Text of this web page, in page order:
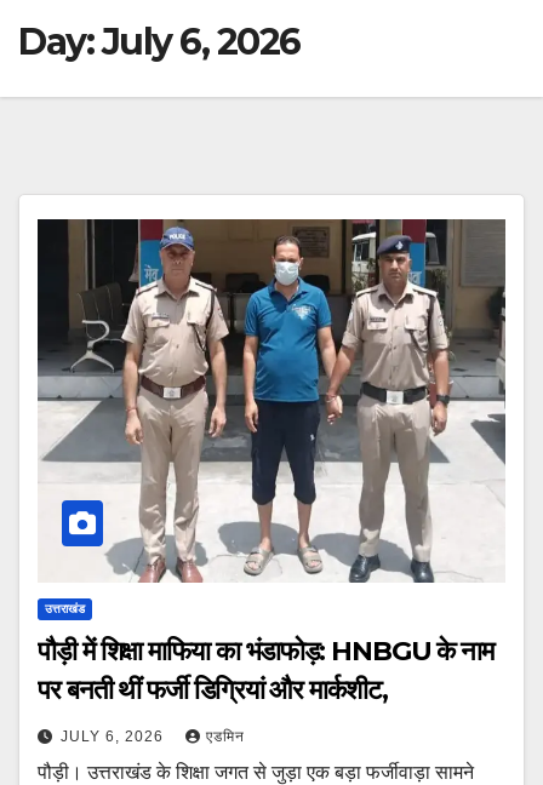
Day:July 6, 2026
उत्तराखंड
पौड़ी में शिक्षा माफिया का भंडाफोड़: HNBGU के नाम
पर बनती थीं फर्जी डिग्रियां और मार्कशीट,
JULY 6, 2026 एडमिन
पौड़ी। उत्तराखंड के शिक्षा जगत से जुड़ा एक बड़ा फर्जीवाड़ा सामने